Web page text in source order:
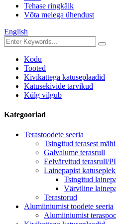
Tehase ringkäik
Võta meiega ühendust
English
Kodu
Tooted
Kivikattega katuseplaadid
Katusekivide tarvikud
Külg vilgub
Kategooriad
Terastoodete seeria
Tsingitud terasest
Galvalume terasrull
Eelvärvitud terasrull/
Lainepapist
Tsingitud
Värviline
Terastorud
Alumiiniumist toodete seeria
Alumiiniumist